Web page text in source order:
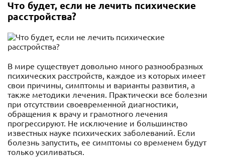
Что будет, если не лечить психические
расстройства?
В мире существует довольно много разнообразных
психических расстройств, каждое из которых имеет
свои причины, симптомы и варианты развития, а
также методики лечения. Практически все болезни
при отсутствии своевременной диагностики,
обращения к врачу и грамотного лечения
прогрессируют. Не исключение и большинство
известных науке психических заболеваний. Если
болезнь запустить, ее симптомы со временем будут
только усиливаться.